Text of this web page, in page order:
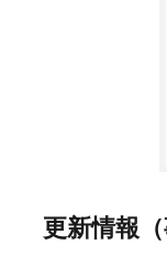
更新情報